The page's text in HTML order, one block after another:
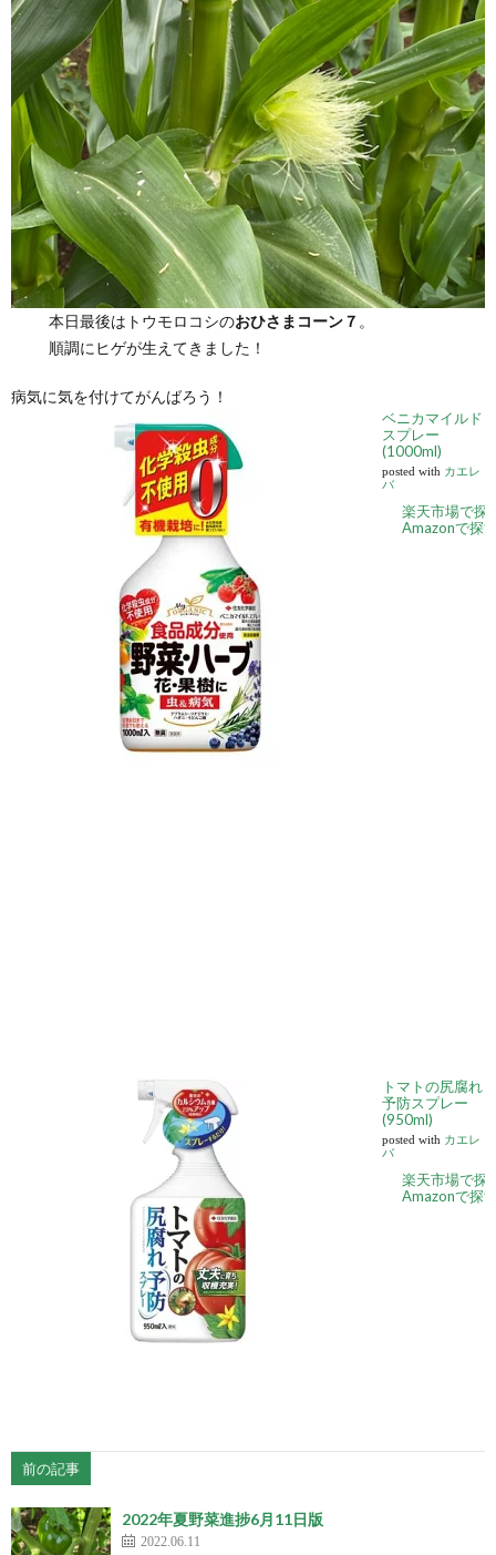
本日最後はトウモロコシのおひさまコーン７ 。
順調にヒゲが生えてきました！
病気に気を付けてがんばろう！
ベニカマイルド
スプレー
(1000ml)
posted with カエレ
バ
楽天市場で探
Amazonで探
トマトの尻腐れ
予防スプレー
(950ml)
posted with カエレ
バ
楽天市場で探
Amazonで探
前の記事
2022年夏野菜進捗6月11日版
2022.06.11